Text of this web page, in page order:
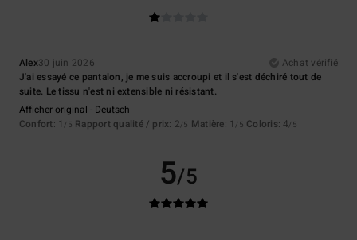
Alex30 juin 2026
Achat vérifié
J'ai essayé ce pantalon, je me suis accroupi et il s'est déchiré tout de
suite. Le tissu n'est ni extensible ni résistant.
Afficher original - Deutsch
Confort: 1 /5 Rapport qualité / prix: 2/5 Matière: 1 /5 Coloris: 4/5
5/5